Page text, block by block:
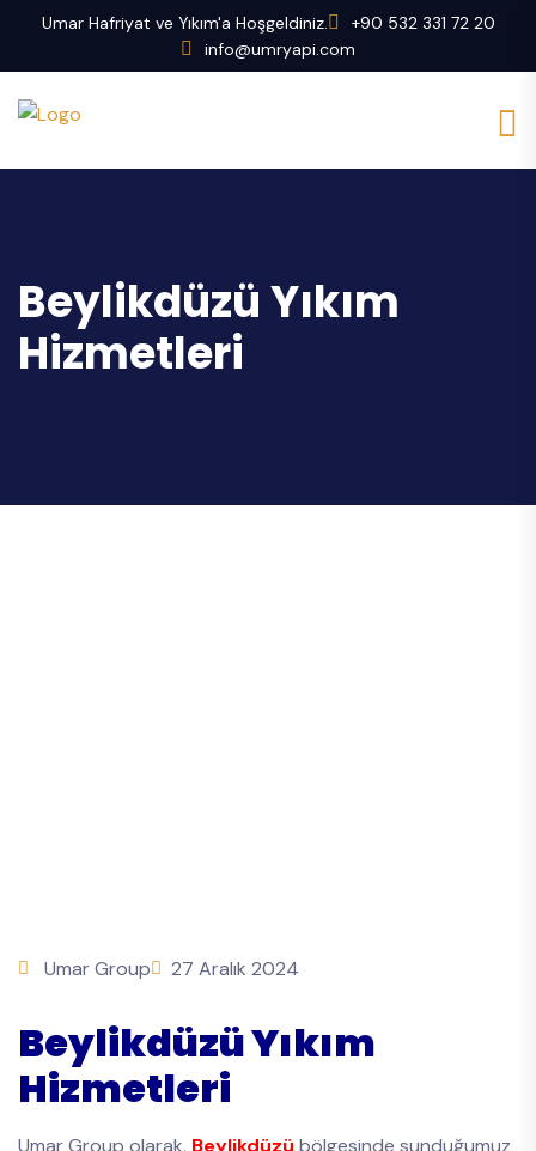
Umar Hafriyat ve Yıkım'a Hoşgeldiniz.
+90 532 331 72 20
info@umryapi.com
Beylikdüzü Yıkım
Hizmetleri
Umar Group 27 Aralık 2024
Beylikdüzü Yıkım
Hizmetleri
Umar Group olarak, Beylikdüzü bölgesinde sunduğumuz